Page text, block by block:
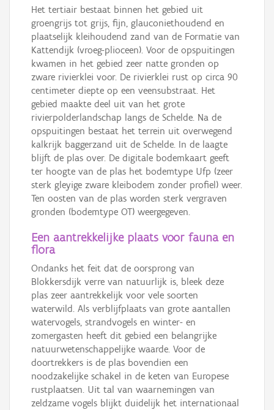
Het tertiair bestaat binnen het gebied uit
groengrijs tot grijs, fijn, glauconiethoudend en
plaatselijk kleihoudend zand van de Formatie van
Kattendijk (vroeg-plioceen). Voor de opspuitingen
kwamen in het gebied zeer natte gronden op
zware rivierklei voor. De rivierklei rust op circa 90
centimeter diepte op een veensubstraat. Het
gebied maakte deel uit van het grote
rivierpolderlandschap langs de Schelde. Na de
opspuitingen bestaat het terrein uit overwegend
kalkrijk baggerzand uit de Schelde. In de laagte
blijft de plas over. De digitale bodemkaart geeft
ter hoogte van de plas het bodemtype Ufp (zeer
sterk gleyige zware kleibodem zonder profiel) weer.
Ten oosten van de plas worden sterk vergraven
gronden (bodemtype OT) weergegeven.
Een aantrekkelijke plaats voor fauna en
flora
Ondanks het feit dat de oorsprong van
Blokkersdijk verre van natuurlijk is, bleek deze
plas zeer aantrekkelijk voor vele soorten
waterwild. Als verblijfplaats van grote aantallen
watervogels, strandvogels en winter- en
zomergasten heeft dit gebied een belangrijke
natuurwetenschappelijke waarde. Voor de
doortrekkers is de plas bovendien een
noodzakelijke schakel in de keten van Europese
rustplaatsen. Uit tal van waarnemingen van
zeldzame vogels blijkt duidelijk het internationaal